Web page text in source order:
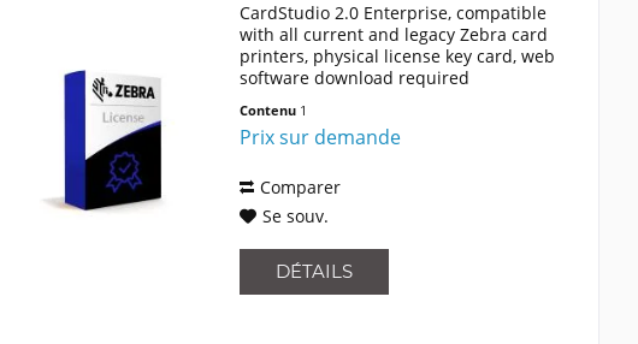
CardStudio 2.0 Enterprise, compatible
with all current and legacy Zebra card
printers, physical license key card, web
software download required
Contenu 1
Prix sur demande
Comparer
Se souv.
DÉTAILS